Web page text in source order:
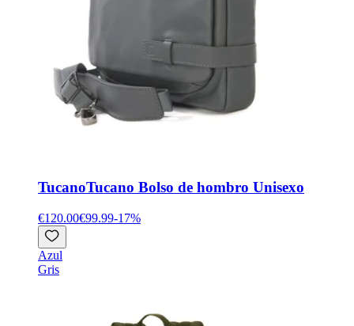
TucanoTucano Bolso de hombro Unisexo
€120.00€99.99-17%
Azul
Gris